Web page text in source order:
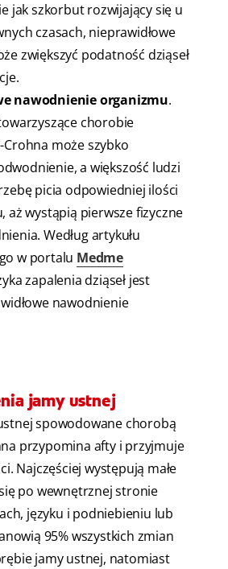
jak szkorbut rozwijający się u
czasach, nieprawidłowe
zwiększyć podatność dziąseł
nawodnienie organizmu.
chorobie
Crohna może szybko
a większość ludzi
picia odpowiedniej ilości
aż wystąpią pierwsze fizyczne
Według artykułu
w portalu Medme
zapalenia dziąseł jest
nawodnienie
jamy ustnej
spowodowane chorobą
przypomina afty i przyjmuje
Najczęściej występują małe
po wewnętrznej stronie
języku i podniebieniu lub
95% wszystkich zmian
jamy ustnej, natomiast